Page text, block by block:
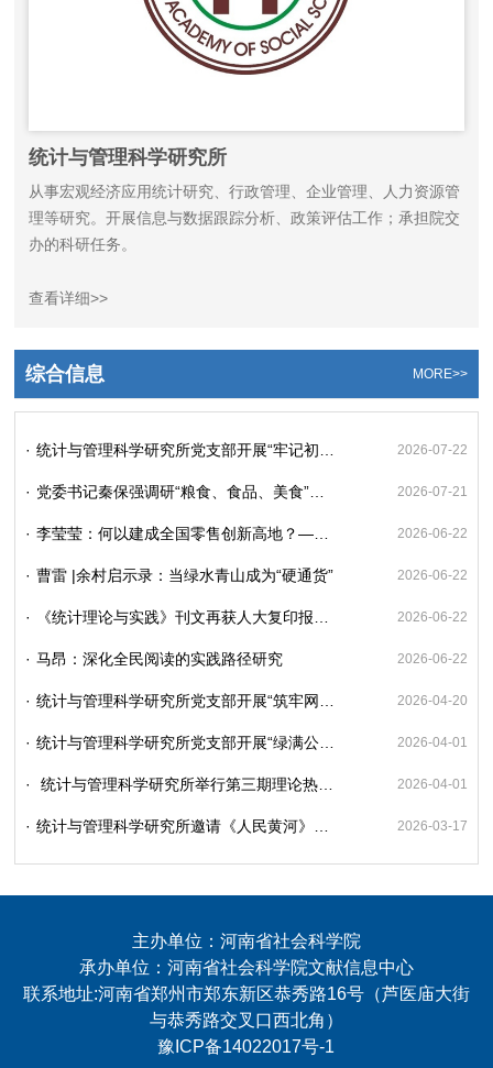
统计与管理科学研究所
从事宏观经济应用统计研究、行政管理、企业管理、人力资源管
理等研究。开展信息与数据跟踪分析、政策评估工作；承担院交
办的科研任务。
查看详细>>
综合信息 MORE>>
· 统计与管理科学研究所党支部开展“牢记初心使命、强化政治忠诚”主题党日活动 2026-07-22
· 党委书记秦保强调研“粮食、食品、美食”三食贯通研究重大课题推进落实情况 2026-07-21
· 李莹莹：何以建成全国零售创新高地？——河南的基础、优势与行动方案 2026-06-22
· 曹雷 |余村启示录：当绿水青山成为“硬通货” 2026-06-22
· 《统计理论与实践》刊文再获人大复印报刊资料全文转载 2026-06-22
· 马昂：深化全民阅读的实践路径研究 2026-06-22
· 统计与管理科学研究所党支部开展“筑牢网络安全屏障 夯实国家安全根基”主题党日活动 2026-04-20
· 统计与管理科学研究所党支部开展“绿满公园”志愿服务活动 2026-04-01
· 统计与管理科学研究所举行第三期理论热点交流会 2026-04-01
· 统计与管理科学研究所邀请《人民黄河》执行主编、编辑部主任赵宏伟教授开展学术座谈会暨第二期理论热点交流会 2026-03-17
主办单位：河南省社会科学院
承办单位：河南省社会科学院文献信息中心
联系地址:河南省郑州市郑东新区恭秀路16号（芦医庙大街
与恭秀路交叉口西北角）
豫ICP备14022017号-1